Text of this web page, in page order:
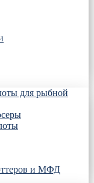
для рыбной
и МФД